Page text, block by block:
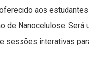
aos
de Nanocelulose.
sessões interativas